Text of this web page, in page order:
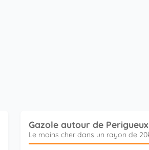
Gazole autour de Perigueux